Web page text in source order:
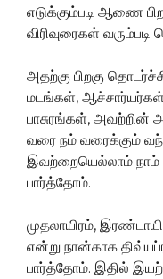
எடுக்கும்படி ஆணை
விரிவுரைகள் வரும்படி
அதற்கு பிறகு
மடங்கள்,
பாசுரங்கள், அவற்றின்
வரை நம் வரைக்கும்
இவற்றையெல்லாம் நாம்
பார்த்தோம்.
முதலாயிரம்,
என்று நான்காக
பார்த்தோம். இதில்